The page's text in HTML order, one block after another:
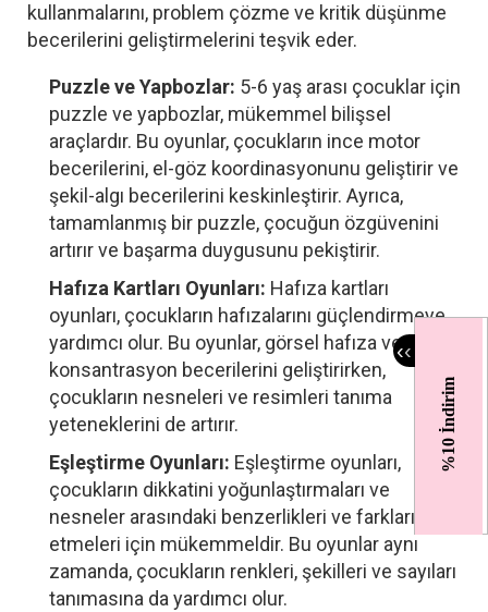
%10 İndirim
‹‹
kullanmalarını, problem çözme ve kritik düşünme
becerilerini geliştirmelerini teşvik eder.
Puzzle ve Yapbozlar: 5-6 yaş arası çocuklar için
puzzle ve yapbozlar, mükemmel bilişsel
araçlardır. Bu oyunlar, çocukların ince motor
becerilerini, el-göz koordinasyonunu geliştirir ve
şekil-algı becerilerini keskinleştirir. Ayrıca,
tamamlanmış bir puzzle, çocuğun özgüvenini
artırır ve başarma duygusunu pekiştirir.
Hafıza Kartları Oyunları: Hafıza kartları
oyunları, çocukların hafızalarını güçlendirmeye
yardımcı olur. Bu oyunlar, görsel hafıza ve
konsantrasyon becerilerini geliştirirken,
çocukların nesneleri ve resimleri tanıma
yeteneklerini de artırır.
Eşleştirme Oyunları: Eşleştirme oyunları,
çocukların dikkatini yoğunlaştırmaları ve
nesneler arasındaki benzerlikleri ve farkları ayırt
etmeleri için mükemmeldir. Bu oyunlar aynı
zamanda, çocukların renkleri, şekilleri ve sayıları
tanımasına da yardımcı olur.